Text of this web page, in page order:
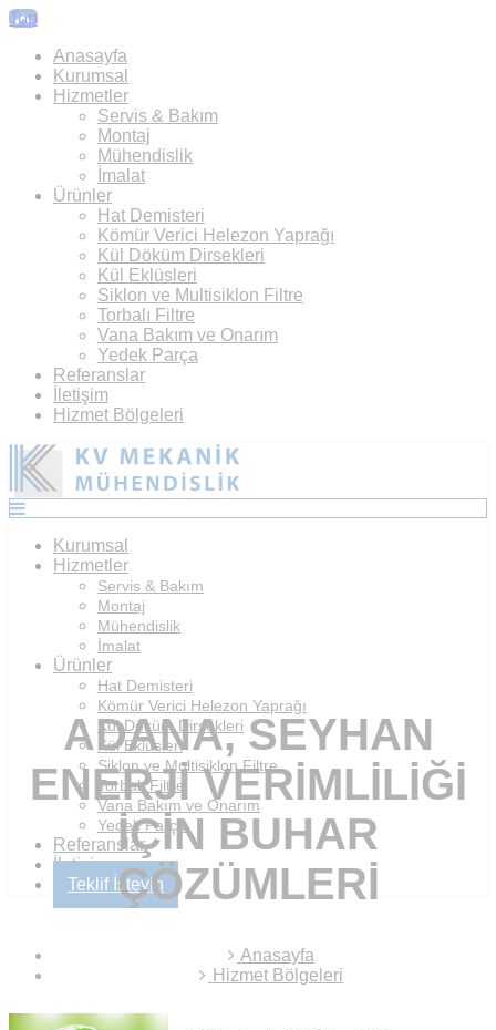
Top
Anasayfa
Kurumsal
Hizmetler
Servis & Bakım
Montaj
Mühendislik
İmalat
Ürünler
Hat Demisteri
Kömür Verici Helezon Yaprağı
Kül Döküm Dirsekleri
Kül Eklüsleri
Siklon ve Multisiklon Filtre
Torbalı Filtre
Vana Bakım ve Onarım
Yedek Parça
Referanslar
İletişim
Hizmet Bölgeleri
Kurumsal
Hizmetler
Servis & Bakım
Montaj
Mühendislik
İmalat
Ürünler
Hat Demisteri
Kömür Verici Helezon Yaprağı
Kül Döküm Dirsekleri
Kül Eklüsleri
Siklon ve Multisiklon Filtre
Torbalı Filtre
Vana Bakım ve Onarım
Yedek Parça
Referanslar
İletişim
Teklif İsteyin
ADANA, SEYHAN
ENERJI VERIMLILIĞI
IÇIN BUHAR
ÇÖZÜMLERI
Anasayfa
Hizmet Bölgeleri